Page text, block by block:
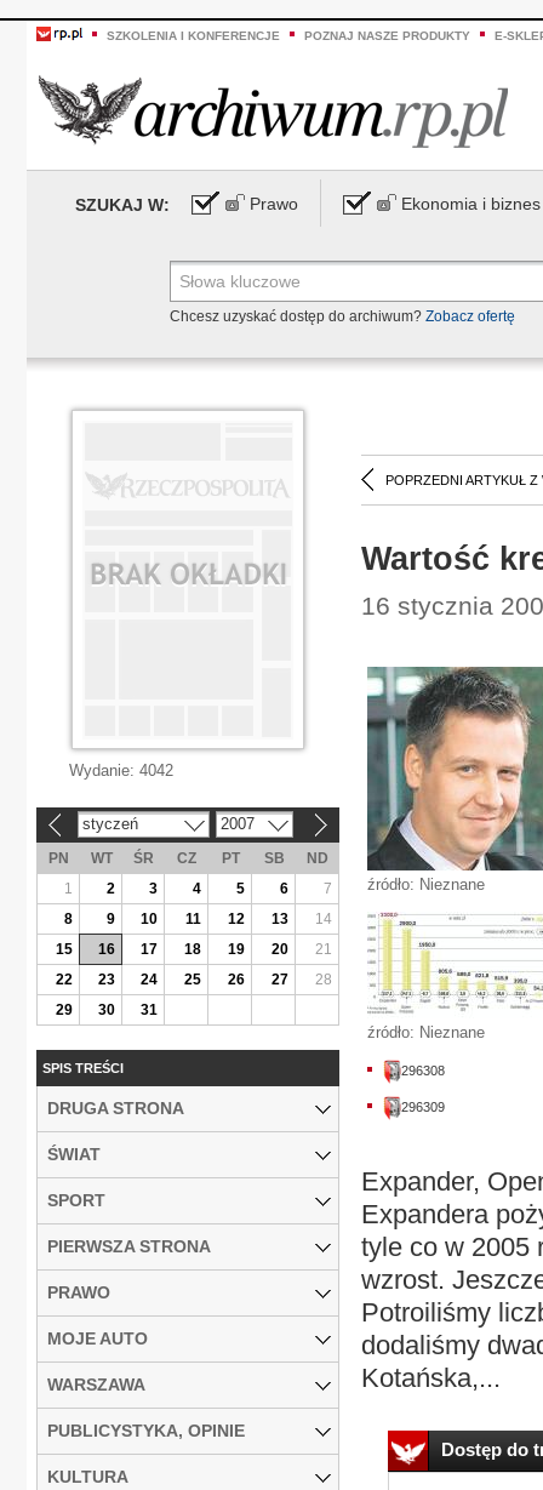
SZKOLENIA I KONFERENCJE POZNAJ NASZE PRODUKTY E-
SZUKAJ W: Prawo Ekonomia i biznes
Chcesz uzyskać dostęp do archiwum? Zobacz ofertę
POPRZEDNI ARTYKUŁ Z
Wartość
16 stycznia
źródło: Nieznane
źródło: Nieznane
296308
296309
Expander,
Expandera
tyle co w 2005
wzrost.
Potroiliśmy
dodaliśmy
Kotańska,...
Dostęp do
Wydanie: 4042
styczeń 2007
PN WT ŚR CZ PT SB
ND
1
2 3 4 5 6
7
8
9 10 11 12 13
14
15
16 17 18 19 20
21
22
23 24 25 26 27
28
29
30 31
SPIS TREŚCI
DRUGA STRONA
ŚWIAT
SPORT
PIERWSZA STRONA
PRAWO
MOJE AUTO
WARSZAWA
PUBLICYSTYKA, OPINIE
KULTURA